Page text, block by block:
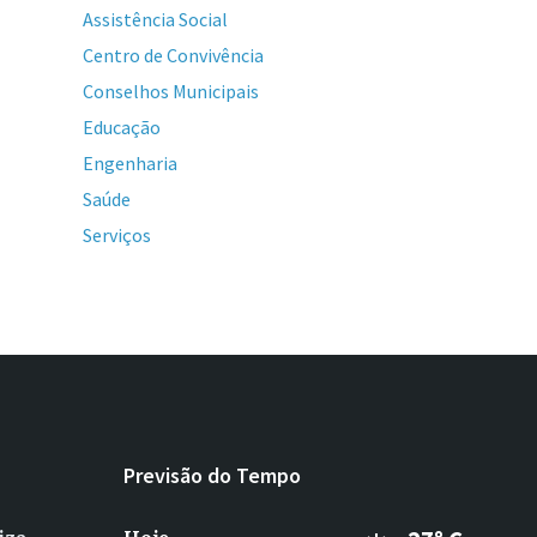
Assistência Social
Centro de Convivência
Conselhos Municipais
Educação
Engenharia
Saúde
Serviços
Previsão do Tempo